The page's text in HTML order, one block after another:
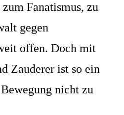
Fanatismus, zu
gegen
offen. Doch mit
Zauderer ist so ein
nicht zu